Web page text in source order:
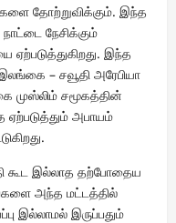
தோற்றுவிக்கும். இந்த
நேசிக்கும்
இந்த
– சவூதி அரேபியா
முஸ்லிம் சமூகத்தின்
அபாயம்
கூட இல்லாத தற்போதைய
அந்த மட்டத்தில்
இல்லாமல் இருப்பதும்